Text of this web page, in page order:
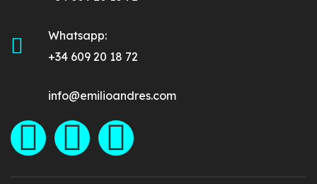
Whatsapp:
+34 609 20 18 72
info@emilioandres.com